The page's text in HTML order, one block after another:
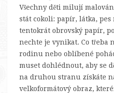
Všechny děti milují
stát cokoli: papír, látka, pes
tentokrát obrovský papír,
nechte je vynikat. Co třeba
rodinu nebo oblíbené
muset dohlédnout, aby se
na druhou stranu získáte
velkoformátový obraz,